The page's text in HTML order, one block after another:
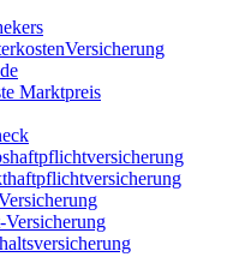
Marktpreis